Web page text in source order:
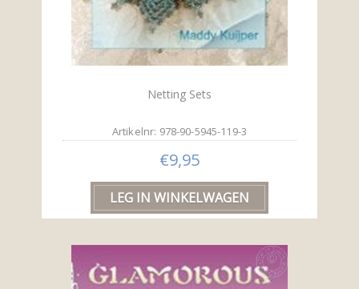
Netting Sets
Artikelnr: 978-90-5945-119-3
€9,95